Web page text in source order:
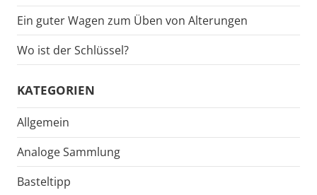
Ein guter Wagen zum Üben von Alterungen
Wo ist der Schlüssel?
KATEGORIEN
Allgemein
Analoge Sammlung
Basteltipp